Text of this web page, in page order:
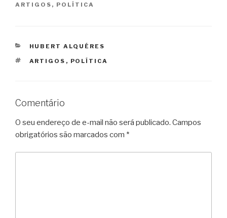
ARTIGOS , POLÍTICA
CATEGORIAS
HUBERT ALQUÉRES
TAGS
ARTIGOS , POLÍTICA
Comentário
O seu endereço de e-mail não será publicado. Campos
obrigatórios são marcados com *